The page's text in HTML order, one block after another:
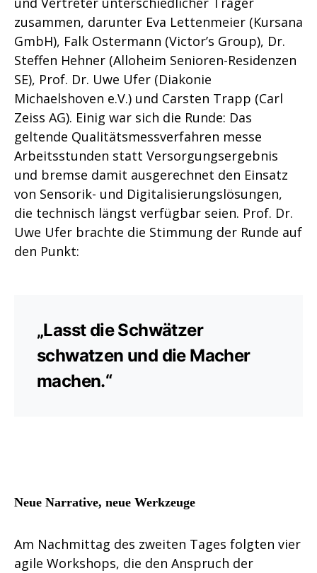
zusammen, darunter Eva Lettenmeier (Kursana
GmbH), Falk Ostermann (Victor’s Group), Dr.
Steffen Hehner (Alloheim Senioren-Residenzen
SE), Prof. Dr. Uwe Ufer (Diakonie
Michaelshoven e.V.) und Carsten Trapp (Carl
Zeiss AG). Einig war sich die Runde: Das
geltende Qualitätsmessverfahren messe
Arbeitsstunden statt Versorgungsergebnis
und bremse damit ausgerechnet den Einsatz
von Sensorik- und Digitalisierungslösungen,
die technisch längst verfügbar seien. Prof. Dr.
Uwe Ufer brachte die Stimmung der Runde auf
den Punkt:
„Lasst die Schwätzer
schwatzen und die Macher
machen.“
Neue Narrative, neue Werkzeuge
Am Nachmittag des zweiten Tages folgten vier
agile Workshops, die den Anspruch der